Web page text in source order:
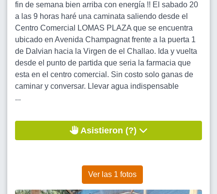
fin de semana bien arriba con energía !! El sabado 20
a las 9 horas haré una caminata saliendo desde el
Centro Comercial LOMAS PLAZA que se encuentra
ubicado en Avenida Champagnat frente a la puerta 1
de Dalvian hacia la Virgen de el Challao. Ida y vuelta
desde el punto de partida que seria la farmacia que
esta en el centro comercial. Sin costo solo ganas de
caminar y conversar. Llevar agua indispensable
...
Asistieron (?)
Ver las 1 fotos